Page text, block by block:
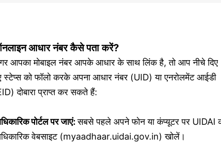
आधार नंबर कैसे पता करें?
आपका मोबाइल नंबर आपके आधार के साथ लिंक है, तो आप नीचे दिए
स्टेप्स को फॉलो करके अपना आधार नंबर (UID) या एनरोलमेंट आईडी
दोबारा प्राप्त कर सकते हैं:
पोर्टल पर जाएं:सबसे पहले अपने फोन या कंप्यूटर पर UIDAI
वेबसाइट (myaadhaar.uidai.gov.in) खोलें।